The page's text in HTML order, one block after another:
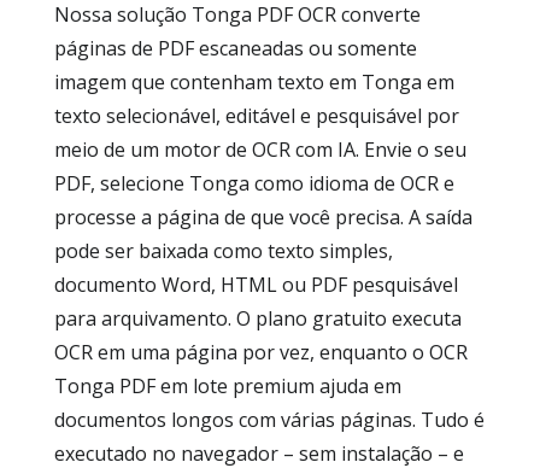
Nossa solução Tonga PDF OCR converte
páginas de PDF escaneadas ou somente
imagem que contenham texto em Tonga em
texto selecionável, editável e pesquisável por
meio de um motor de OCR com IA. Envie o seu
PDF, selecione Tonga como idioma de OCR e
processe a página de que você precisa. A saída
pode ser baixada como texto simples,
documento Word, HTML ou PDF pesquisável
para arquivamento. O plano gratuito executa
OCR em uma página por vez, enquanto o OCR
Tonga PDF em lote premium ajuda em
documentos longos com várias páginas. Tudo é
executado no navegador – sem instalação – e